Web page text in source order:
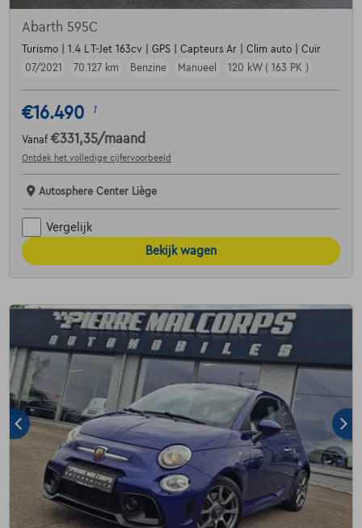
Abarth 595C
Turismo | 1.4 L T-Jet 163cv | GPS | Capteurs Ar | Clim auto | Cuir
07/2021
70.127 km Benzine Manueel 120 kW ( 163 PK )
€16.490 1
Vanaf €331,35/maand
Ontdek het volledige cijfervoorbeeld
Autosphere Center Liège
Vergelijk
Bekijk wagen